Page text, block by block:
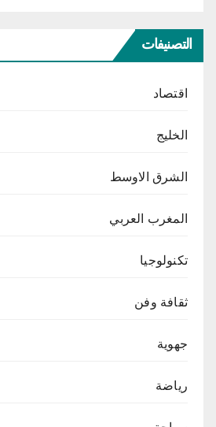
التصنيفات
اقتصاد
الخليج
الشرق الاوسط
المغرب العربي
تكنولوجيا
ثقافة وفن
جهوية
رياضة